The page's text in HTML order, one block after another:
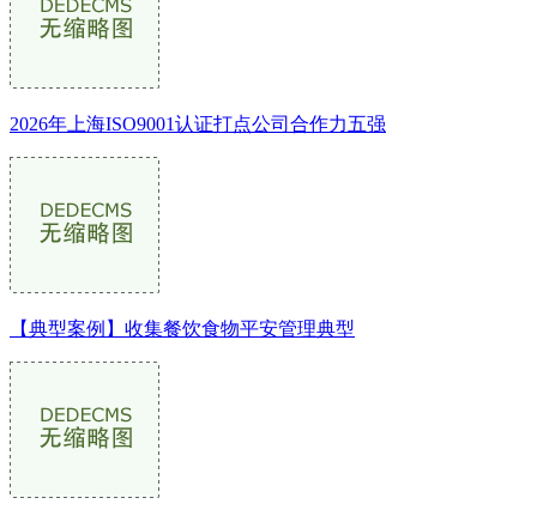
2026年上海ISO9001认证打点公司合作力五强
【典型案例】收集餐饮食物平安管理典型